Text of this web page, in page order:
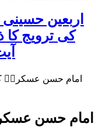
کی ترویج کا
امام حسن